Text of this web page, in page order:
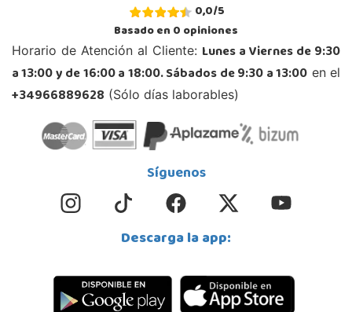
0,0/5
Basado en0opiniones
Horario de Atención al Cliente: Lunes a Viernes de 9:30
a 13:00 y de 16:00 a 18:00. Sábados de 9:30 a 13:00 en el
+34966889628 (Sólo días laborables)
Síguenos
Descarga la app: